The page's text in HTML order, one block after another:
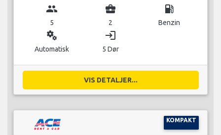
group
5
business_center
2
local_gas_station
Benzin
miscellaneous_services
Automatisk
login
5 Dør
VIS DETALJER...
KOMPAKT